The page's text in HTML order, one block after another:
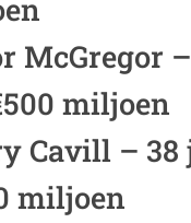
McGregor
miljoen
Cavill – 38
miljoen